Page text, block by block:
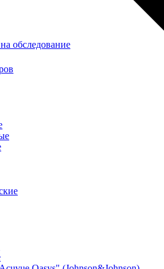
обследование